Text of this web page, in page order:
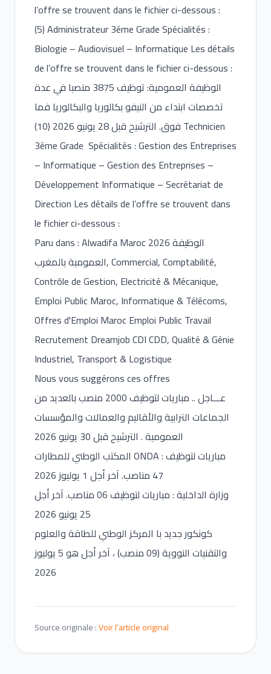
l’offre se trouvent dans le fichier ci-dessous :
(5) Administrateur 3éme Grade Spécialités :
Biologie – Audiovisuel – Informatique Les détails
de l’offre se trouvent dans le fichier ci-dessous :
الوظيفة العمومية: توظيف 3875 منصبا في عدة
تخصصات ابتداء من النيفو بكالوريا والبكالوريا فما
فوق. الترشيح قبل 28 يونيو 2026 (10) Technicien
3éme Grade Spécialités : Gestion des Entreprises
– Informatique – Gestion des Entreprises –
Développement Informatique – Secrétariat de
Direction Les détails de l’offre se trouvent dans
le fichier ci-dessous :
Paru dans : Alwadifa Maroc 2026 الوظيفة
العمومية بالمغرب, Commercial, Comptabilité,
Contrôle de Gestion, Electricité & Mécanique,
Emploi Public Maroc, Informatique & Télécoms,
Offres d'Emploi Maroc Emploi Public Travail
Recrutement Dreamjob CDI CDD, Qualité & Génie
Industriel, Transport & Logistique
Nous vous suggérons ces offres
عـــاجل .. مباريات لتوظيف 2000 منصب بالعديد من
الجماعات الترابية والأقاليم والعمالات والمؤسسات
العمومية . الترشيح قبل 30 يونيو 2026
المكتب الوطني للمطارات ONDA : مباريات لتوظيف
47 مناصب. آخر أجل 1 يوليوز 2026
وزارة الداخلية : مباريات لتوظيف 06 مناصب. آخر أجل
25 يونيو 2026
كونكور جديد با المركز الوطني للطاقة والعلوم
والتقنيات النووية (09 منصب) ، آخر أجل هو 5 يوليوز
2026
Source originale :Voir l’article original